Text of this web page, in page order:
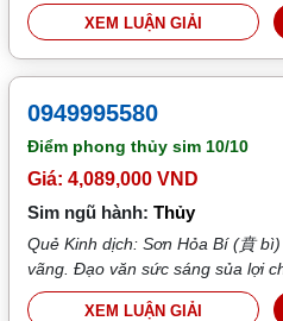
XEM LUẬN GIẢI
0949995580
Điểm phong thủy sim 10/10
Giá: 4,089,000 VND
Sim ngũ hành:Thủy
Quẻ Kinh dịch: Sơn Hỏa Bí (賁
vãng. Đạo văn sức sáng sủa lợi
XEM LUẬN GIẢI